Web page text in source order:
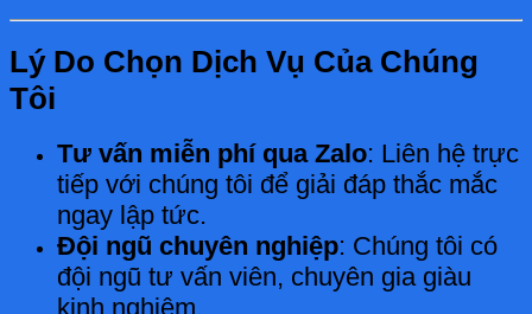
Lý Do Chọn Dịch Vụ Của Chúng
Tôi
Tư vấn miễn phí qua Zalo: Liên hệ trực
tiếp với chúng tôi để giải đáp thắc mắc
ngay lập tức.
Đội ngũ chuyên nghiệp: Chúng tôi có
đội ngũ tư vấn viên, chuyên gia giàu
kinh nghiệm.